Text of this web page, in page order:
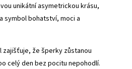
unikátní asymetrickou krásu,
symbol bohatství, moci a
že šperky zůstanou
celý den bez pocitu nepohodlí.